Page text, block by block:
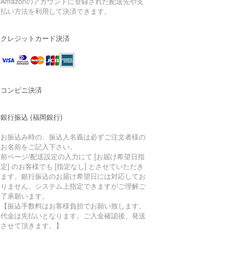
払い方法を利用して決済できます。
クレジットカード決済
コンビニ決済
銀行振込 (福岡銀行)
お振込み時の、振込人名義は必ずご注文者様の
お名前をご記入下さい。
前ページ/配送設定の入力にて [お届け希望日指
定] のお客様でも [指定なし] とさせていただき
ます。銀行振込のお届け希望日には対応してお
りません。システム上指定できますがご理解ご
了承願います。
【振込手数料はお客様負担でお願い致します。
代金は先払いとなります。ご入金確認後、発送
させて頂きます。】